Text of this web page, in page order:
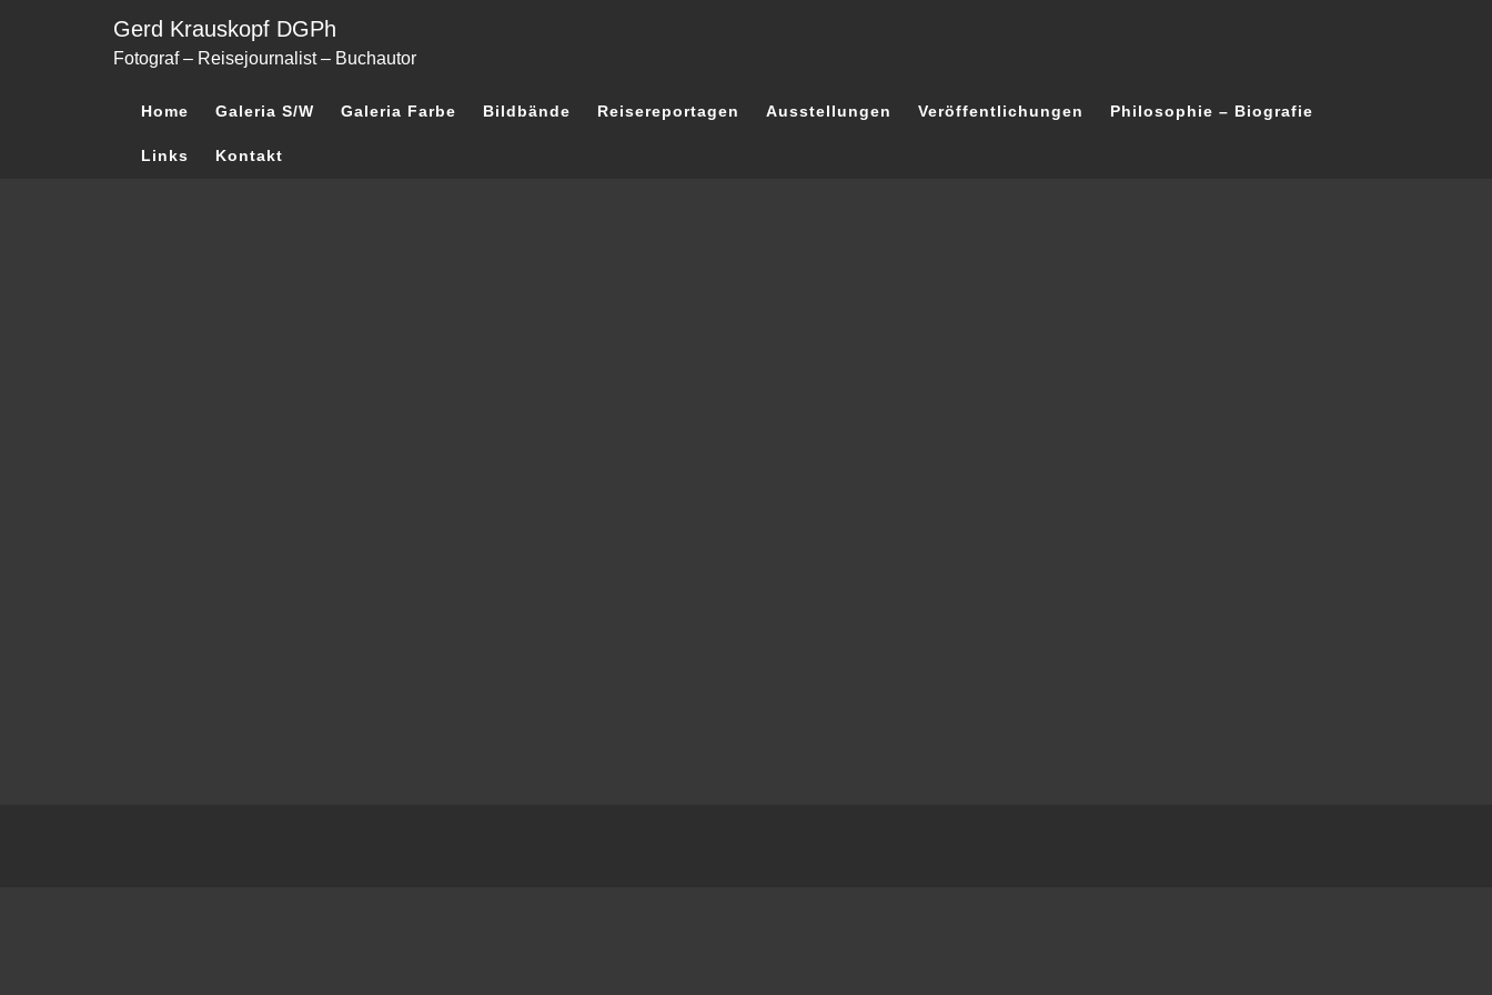
Gerd Krauskopf DGPh
Fotograf – Reisejournalist – Buchautor
Home Galeria S/W Galeria Farbe Bildbände Reisereportagen Ausstellungen Veröffentlichungen Philosophie – Biografie
Links Kontakt